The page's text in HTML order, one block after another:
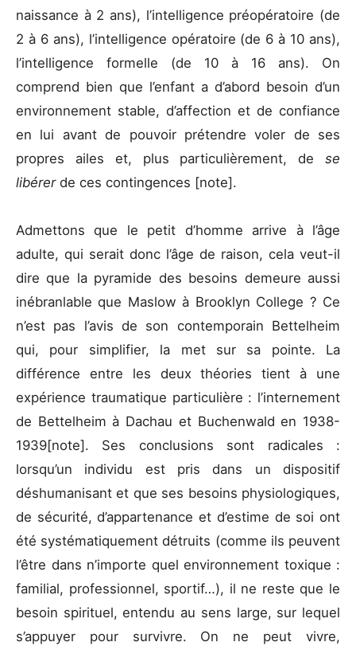
naissance à 2 ans), l’intelligence préopératoire (de
2 à 6 ans), l’intelligence opératoire (de 6 à 10 ans),
l’intelligence formelle (de 10 à 16 ans). On
comprend bien que l’enfant a d’abord besoin d’un
environnement stable, d’affection et de confiance
en lui avant de pouvoir prétendre voler de ses
propres ailes et, plus particulièrement, de se
libérer de ces contingences [note].
Admettons que le petit d’homme arrive à l’âge
adulte, qui serait donc l’âge de raison, cela veut-il
dire que la pyramide des besoins demeure aussi
inébranlable que Maslow à Brooklyn College ? Ce
n’est pas l’avis de son contemporain Bettelheim
qui, pour simplifier, la met sur sa pointe. La
différence entre les deux théories tient à une
expérience traumatique particulière : l’internement
de Bettelheim à Dachau et Buchenwald en 1938-
1939[note]. Ses conclusions sont radicales :
lorsqu’un individu est pris dans un dispositif
déshumanisant et que ses besoins physiologiques,
de sécurité, d’appartenance et d’estime de soi ont
été systématiquement détruits (comme ils peuvent
l’être dans n’importe quel environnement toxique :
familial, professionnel, sportif…), il ne reste que le
besoin spirituel, entendu au sens large, sur lequel
s’appuyer pour survivre. On ne peut vivre,